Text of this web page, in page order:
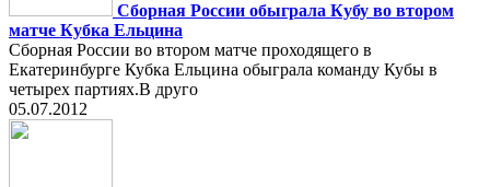
Сборная России обыграла Кубу во втором
матче Кубка Ельцина
Сборная России во втором матче проходящего в
Екатеринбурге Кубка Ельцина обыграла команду Кубы в
четырех партиях.В друго
05.07.2012